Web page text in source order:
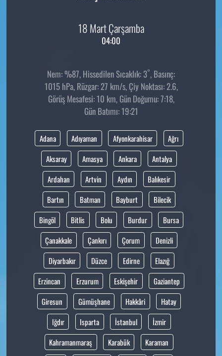
18 Mart Çarşamba
04:00
Nem: %87, Hissedilen Sıcaklık: 3°, Basınç:
1015 hPa, Rüzgar: 27 km/s, Çiy Noktası: 2.6,
Görüş Mesafesi: 10 km, Gün Doğumu: 7:18,
Gün Batımı: 19:21
Adana Adıyaman Afyonkarahisar
Ağrı
Aksaray
Amasya Ankara
Antalya
Ardahan
Artvin Aydın
Balıkesir
Bartın
Batman Bayburt
Bilecik
Bingöl
Bitlis Bolu Burdur
Bursa
Çanakkale
Çankırı Çorum
Denizli
Diyarbakır
Düzce Edirne
Elazığ
Erzincan
Erzurum Eskişehir
Gaziantep
Giresun
Gümüşhane Hakkâri
Hatay
Iğdır
Isparta İstanbul
İzmir
Kahramanmaraş
Karabük
Karaman